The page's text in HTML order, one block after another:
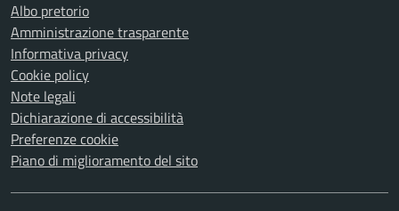
Albo pretorio
Amministrazione trasparente
Informativa privacy
Cookie policy
Note legali
Dichiarazione di accessibilità
Preferenze cookie
Piano di miglioramento del sito